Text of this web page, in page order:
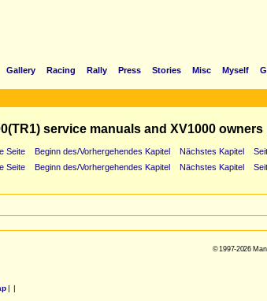
Gallery Racing Rally Press Stories Misc Myself
service manuals and XV1000 owners
Seite Beginn des/Vorhergehendes Kapitel Nächstes Kapitel
Seite Beginn des/Vorhergehendes Kapitel Nächstes Kapitel
© 1997-2026
| |